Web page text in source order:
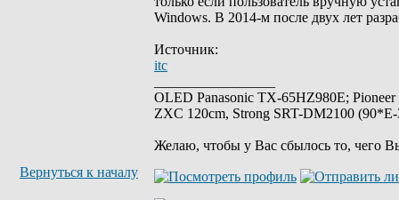
Windows. В 2014-м после двух лет
Источник:
itc
OLED Panasonic TX-65HZ980E;
ZXC 120cm, Strong SRT-DM2100
Желаю, чтобы у Вас сбылось то, чего
Вернуться к началу